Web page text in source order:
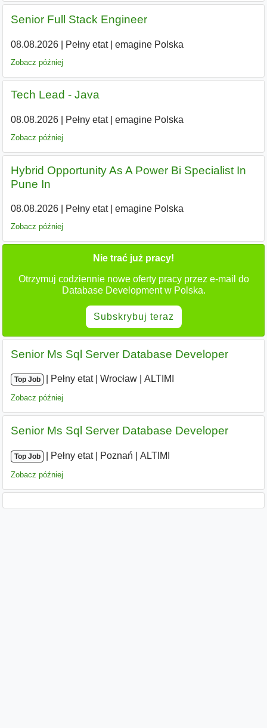
Senior Full Stack Engineer
08.08.2026| Pełny etat| emagine Polska
Zobacz później
Tech Lead - Java
08.08.2026| Pełny etat| emagine Polska
Zobacz później
Hybrid Opportunity As A Power Bi Specialist In
Pune In
08.08.2026| Pełny etat| emagine Polska
Zobacz później
Nie trać już pracy!
Otrzymuj codziennie nowe oferty pracy przez e-mail do
Database Development w Polska.
Subskrybuj teraz
Senior Ms Sql Server Database Developer
Top Job Pełny etat| Wrocław ALTIMI
Zobacz później
Senior Ms Sql Server Database Developer
Top Job Pełny etat| Poznań ALTIMI
Zobacz później